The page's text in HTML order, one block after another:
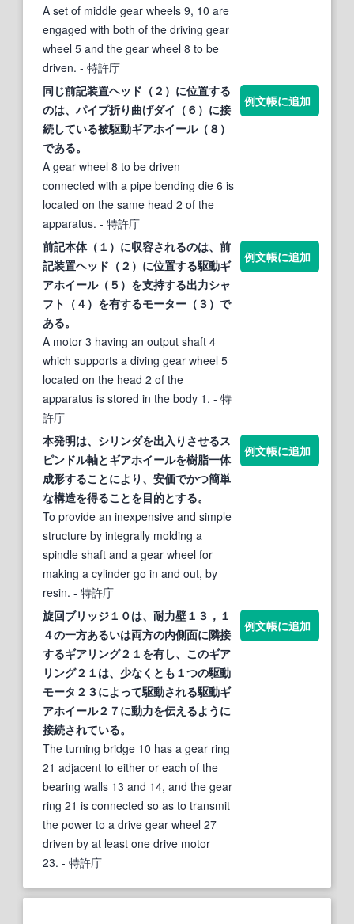
A set of middle gear wheels 9, 10 are
engaged with both of the driving gear
wheel 5 and the gear wheel 8 to be
driven. - 特許庁
同じ前記装置ヘッド（２）に位置する
のは、パイプ折り曲げダイ（６）に接
続している被駆動ギアホイール（８）
である。
A gear wheel 8 to be driven
connected with a pipe bending die 6 is
located on the same head 2 of the
apparatus. - 特許庁
例文帳に追加
前記本体（１）に収容されるのは、前
記装置ヘッド（２）に位置する駆動ギ
アホイール（５）を支持する出力シャ
フト（４）を有するモーター（３）で
ある。
A motor 3 having an output shaft 4
which supports a diving gear wheel 5
located on the head 2 of the
apparatus is stored in the body 1. - 特
許庁
例文帳に追加
本発明は、シリンダを出入りさせるス
ピンドル軸とギアホイールを樹脂一体
成形することにより、安価でかつ簡単
な構造を得ることを目的とする。
To provide an inexpensive and simple
structure by integrally molding a
spindle shaft and a gear wheel for
making a cylinder go in and out, by
resin. - 特許庁
例文帳に追加
旋回ブリッジ１０は、耐力壁１３，１
４の一方あるいは両方の内側面に隣接
するギアリング２１を有し、このギア
リング２１は、少なくとも１つの駆動
モータ２３によって駆動される駆動ギ
アホイール２７に動力を伝えるように
接続されている。
The turning bridge 10 has a gear ring
21 adjacent to either or each of the
bearing walls 13 and 14, and the gear
ring 21 is connected so as to transmit
the power to a drive gear wheel 27
driven by at least one drive motor
23. - 特許庁
例文帳に追加